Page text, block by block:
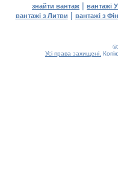
знайти вантаж | вантажі
вантажі з Литви | вантажі з
Усі права захищені.